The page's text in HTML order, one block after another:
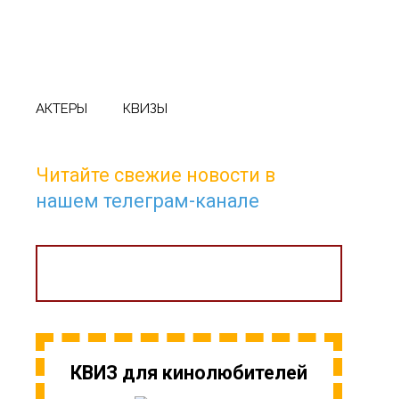
АКТЕРЫ КВИЗЫ
Читайте свежие новости в
нашем телеграм-канале
КВИЗ для кинолюбителей